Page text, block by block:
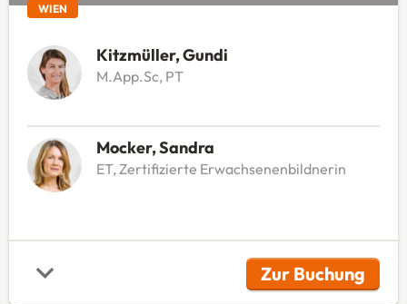
WIEN
Kitzmüller, Gundi
M.App.Sc, PT
Mocker, Sandra
ET, Zertifizierte Erwachsenenbildnerin
Zur Buchung
(Öffnet in